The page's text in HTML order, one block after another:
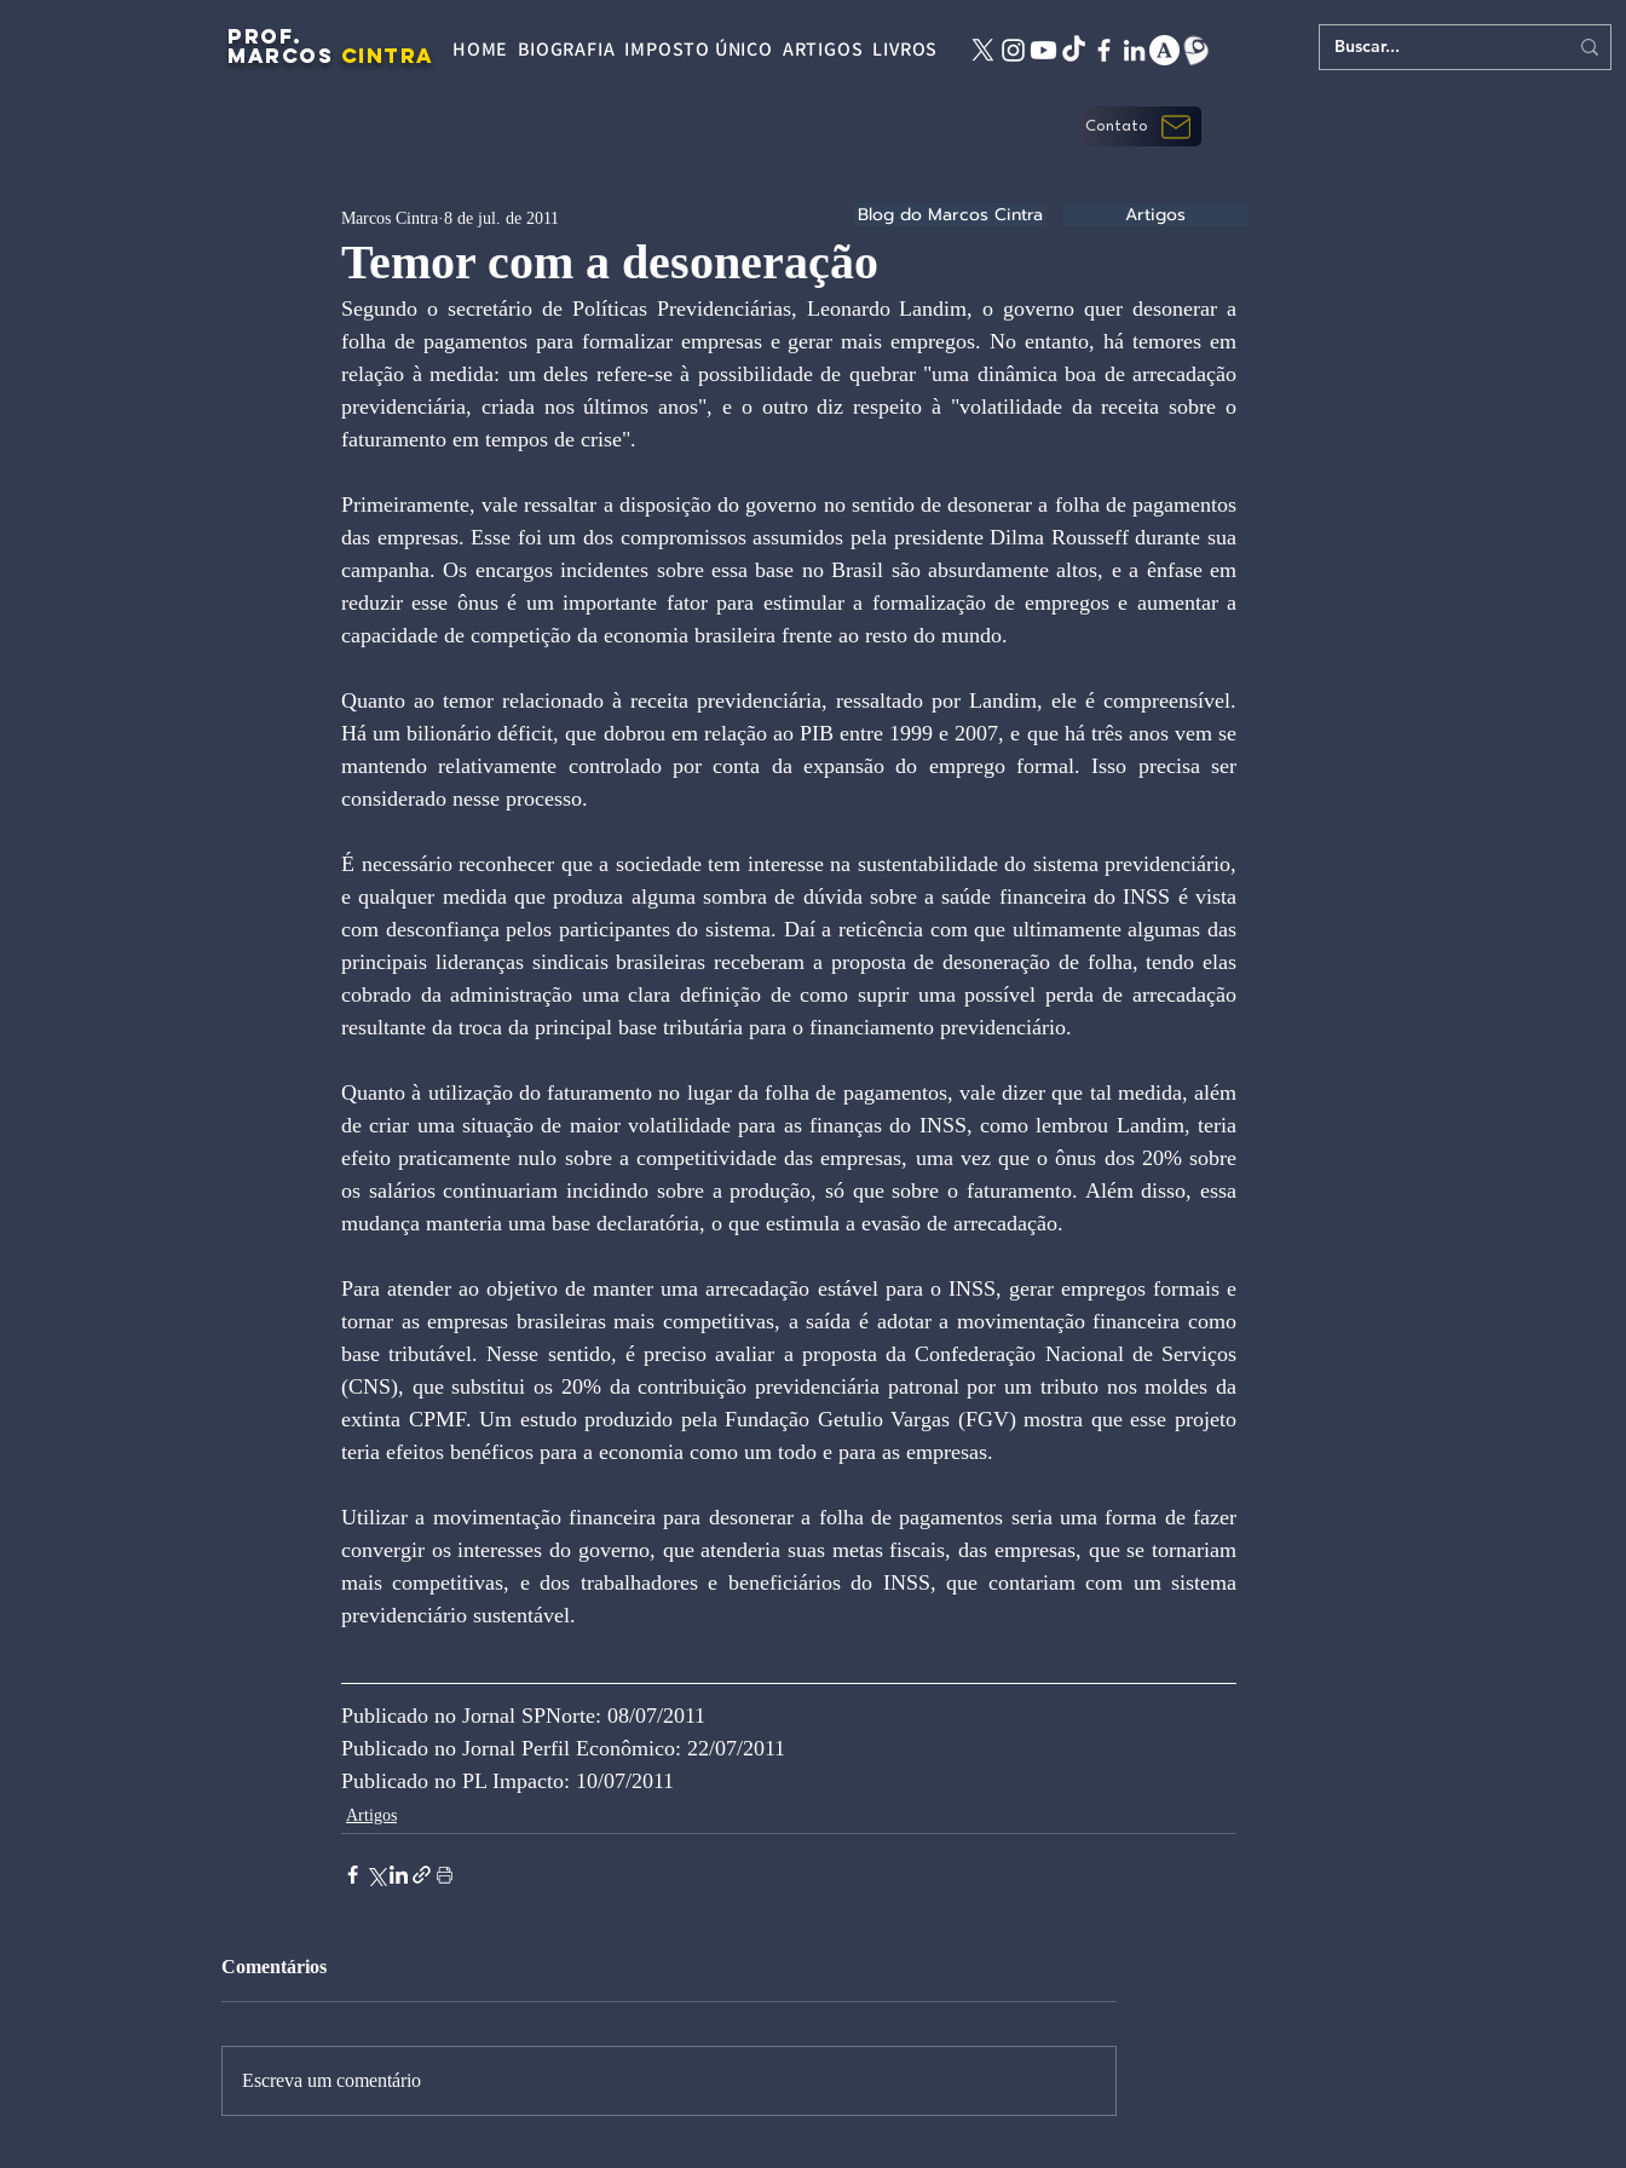
PROF.
MARCOS CINTRA HOME BIOGRAFIA IMPOSTO ÚNICO ARTIGOS LIVROS
Contato
Temor com a desoneração
Marcos Cintra 8 de jul. de 2011
Segundo o secretário de Políticas Previdenciárias, Leonardo Landim, o governo quer desonerar a
folha de pagamentos para formalizar empresas e gerar mais empregos. No entanto, há temores em
relação à medida: um deles refere-se à possibilidade de quebrar "uma dinâmica boa de arrecadação
previdenciária, criada nos últimos anos", e o outro diz respeito à "volatilidade da receita sobre o
faturamento em tempos de crise".
Primeiramente, vale ressaltar a disposição do governo no sentido de desonerar a folha de pagamentos
das empresas. Esse foi um dos compromissos assumidos pela presidente Dilma Rousseff durante sua
campanha. Os encargos incidentes sobre essa base no Brasil são absurdamente altos, e a ênfase em
reduzir esse ônus é um importante fator para estimular a formalização de empregos e aumentar a
capacidade de competição da economia brasileira frente ao resto do mundo.
Quanto ao temor relacionado à receita previdenciária, ressaltado por Landim, ele é compreensível.
Há um bilionário déficit, que dobrou em relação ao PIB entre 1999 e 2007, e que há três anos vem se
mantendo relativamente controlado por conta da expansão do emprego formal. Isso precisa ser
considerado nesse processo.
É necessário reconhecer que a sociedade tem interesse na sustentabilidade do sistema previdenciário,
e qualquer medida que produza alguma sombra de dúvida sobre a saúde financeira do INSS é vista
com desconfiança pelos participantes do sistema. Daí a reticência com que ultimamente algumas das
principais lideranças sindicais brasileiras receberam a proposta de desoneração de folha, tendo elas
cobrado da administração uma clara definição de como suprir uma possível perda de arrecadação
resultante da troca da principal base tributária para o financiamento previdenciário.
Quanto à utilização do faturamento no lugar da folha de pagamentos, vale dizer que tal medida, além
de criar uma situação de maior volatilidade para as finanças do INSS, como lembrou Landim, teria
efeito praticamente nulo sobre a competitividade das empresas, uma vez que o ônus dos 20% sobre
os salários continuariam incidindo sobre a produção, só que sobre o faturamento. Além disso, essa
mudança manteria uma base declaratória, o que estimula a evasão de arrecadação.
Para atender ao objetivo de manter uma arrecadação estável para o INSS, gerar empregos formais e
tornar as empresas brasileiras mais competitivas, a saída é adotar a movimentação financeira como
base tributável. Nesse sentido, é preciso avaliar a proposta da Confederação Nacional de Serviços
(CNS), que substitui os 20% da contribuição previdenciária patronal por um tributo nos moldes da
extinta CPMF. Um estudo produzido pela Fundação Getulio Vargas (FGV) mostra que esse projeto
teria efeitos benéficos para a economia como um todo e para as empresas.
Utilizar a movimentação financeira para desonerar a folha de pagamentos seria uma forma de fazer
convergir os interesses do governo, que atenderia suas metas fiscais, das empresas, que se tornariam
mais competitivas, e dos trabalhadores e beneficiários do INSS, que contariam com um sistema
previdenciário sustentável.
Publicado no Jornal SPNorte: 08/07/2011
Publicado no Jornal Perfil Econômico: 22/07/2011
Publicado no PL Impacto: 10/07/2011
Artigos
Comentários
Escreva um comentário
Blog do Marcos Cintra Artigos